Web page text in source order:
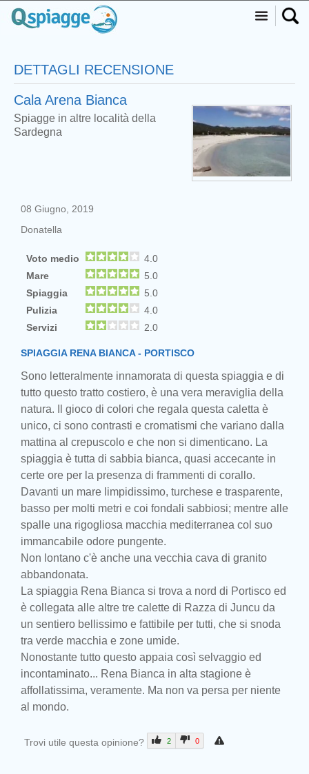
DETTAGLI RECENSIONE
Cala Arena Bianca
Spiagge in altre località della
Sardegna
08 Giugno, 2019
Donatella
Voto medio
4.0
Mare
5.0
Spiaggia
5.0
Pulizia
4.0
Servizi
2.0
SPIAGGIA RENA BIANCA - PORTISCO
Sono letteralmente innamorata di questa spiaggia e di
tutto questo tratto costiero, è una vera meraviglia della
natura. Il gioco di colori che regala questa caletta è
unico, ci sono contrasti e cromatismi che variano dalla
mattina al crepuscolo e che non si dimenticano. La
spiaggia è tutta di sabbia bianca, quasi accecante in
certe ore per la presenza di frammenti di corallo.
Davanti un mare limpidissimo, turchese e trasparente,
basso per molti metri e coi fondali sabbiosi; mentre alle
spalle una rigogliosa macchia mediterranea col suo
immancabile odore pungente.
Non lontano c'è anche una vecchia cava di granito
abbandonata.
La spiaggia Rena Bianca si trova a nord di Portisco ed
è collegata alle altre tre calette di Razza di Juncu da
un sentiero bellissimo e fattibile per tutti, che si snoda
tra verde macchia e zone umide.
Nonostante tutto questo appaia così selvaggio ed
incontaminato... Rena Bianca in alta stagione è
affollatissima, veramente. Ma non va persa per niente
al mondo.
Trovi utile questa opinione? 2 0